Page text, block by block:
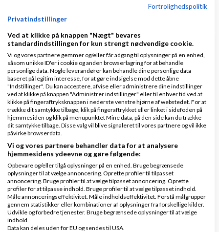
Klar lønnen med Danløn
Lav løn på et øjeblik–nemt, sikkert
og billigt. Opret gratis konto.
www.danlon.dk/
Køb en virksomhed
Køb en virksomhed med
www.saxis.dk
Dinero Regnskabsprogram
Opret nemt og hurtigt fakturaer
Lav gratis bruger på Dinero i dag
www.dinero.dk
Fortrolighedspolitik
Privatindstillinger
Ved at klikke på knappen "Nægt" bevares
standardindstillingen for kun strengt nødvendige cookie.
Vi og vores partnere gemmer og/eller får adgang til oplysninger på en enhed,
såsom unikke ID'er i cookie og anden browserlagring for at behandle
personlige data. Nogle leverandører kan behandle dine personlige data
baseret på legitim interesse, for at gøre indsigelse mod dette åbne
"Indstillinger". Du kan acceptere, afvise eller administrere dine indstillinger
ved at klikke på knappen "Administrer indstillinger" eller til enhver tid ved at
klikke på fingeraftryksknappen i nederste venstre hjørne af webstedet. For at
trække dit samtykke tilbage, klik på fingeraftrykket eller linket i sidefoden på
hjemmesiden og klik på menupunktet Mine data, på den side kan du trække
dit samtykke tilbage. Disse valg vil blive signaleret til vores partnere og vil ikke
påvirke browserdata.
Vi og vores partnere behandler data for at analysere
hjemmesidens ydeevne og gøre følgende:
Opbevare og/eller tilgå oplysninger på en enhed. Bruge begrænsede
oplysninger til at vælge annoncering. Oprette profiler til tilpasset
annoncering. Bruge profiler til at vælge tilpasset annoncering. Oprette
profiler for at tilpasse indhold. Bruge profiler til at vælge tilpasset indhold.
Måle annonceringseffektivitet. Måle indholdseffektivitet. Forstå målgrupper
gennem statistikker eller kombinationer af oplysninger fra forskellige kilder.
Udvikle og forbedre tjenester. Bruge begrænsede oplysninger til at vælge
indhold.
Data kan deles uden for EU og sendes til USA.